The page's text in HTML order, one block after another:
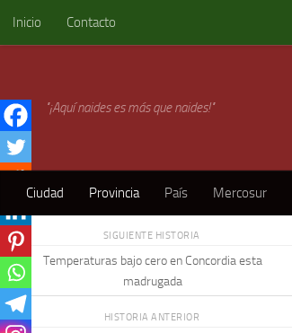
Skip to content
Inicio Contacto
"¡Aquí naides es más que naides!"
Ciudad Provincia País Mercosur
SIGUIENTE HISTORIA
Temperaturas bajo cero en Concordia esta
madrugada
HISTORIA ANTERIOR